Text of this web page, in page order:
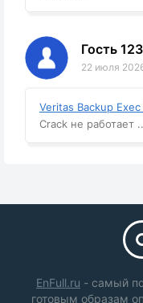
Гость 123
22 июля
Veritas Backup
Crack не работает
EnFull.ru - самый
готовым образам